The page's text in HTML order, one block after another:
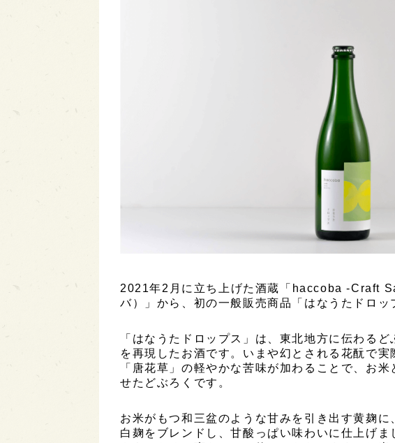
2021年2月に立ち上げた酒蔵「haccoba -Craft
バ）」から、初の一般販売商品「はなうたドロッ
「はなうたドロップス」は、東北地方に伝わるど
を再現したお酒です。いまや幻とされる花酛で
「唐花草」の軽やかな苦味が加わることで、お
せたどぶろくです。
お米がもつ和三盆のような甘みを引き出す黄麹
白麹をブレンドし、甘酸っぱい味わいに仕上げ